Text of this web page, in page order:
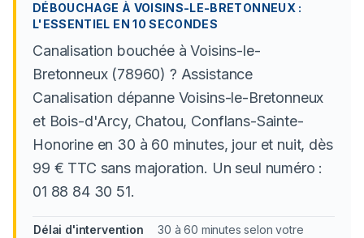
DÉBOUCHAGE À VOISINS-LE-BRETONNEUX :
L'ESSENTIEL EN 10 SECONDES
Canalisation bouchée à Voisins-le-
Bretonneux (78960) ? Assistance
Canalisation dépanne Voisins-le-Bretonneux
et Bois-d'Arcy, Chatou, Conflans-Sainte-
Honorine en 30 à 60 minutes, jour et nuit, dès
99 € TTC sans majoration. Un seul numéro :
01 88 84 30 51.
Délai d'intervention
30 à 60 minutes selon votre